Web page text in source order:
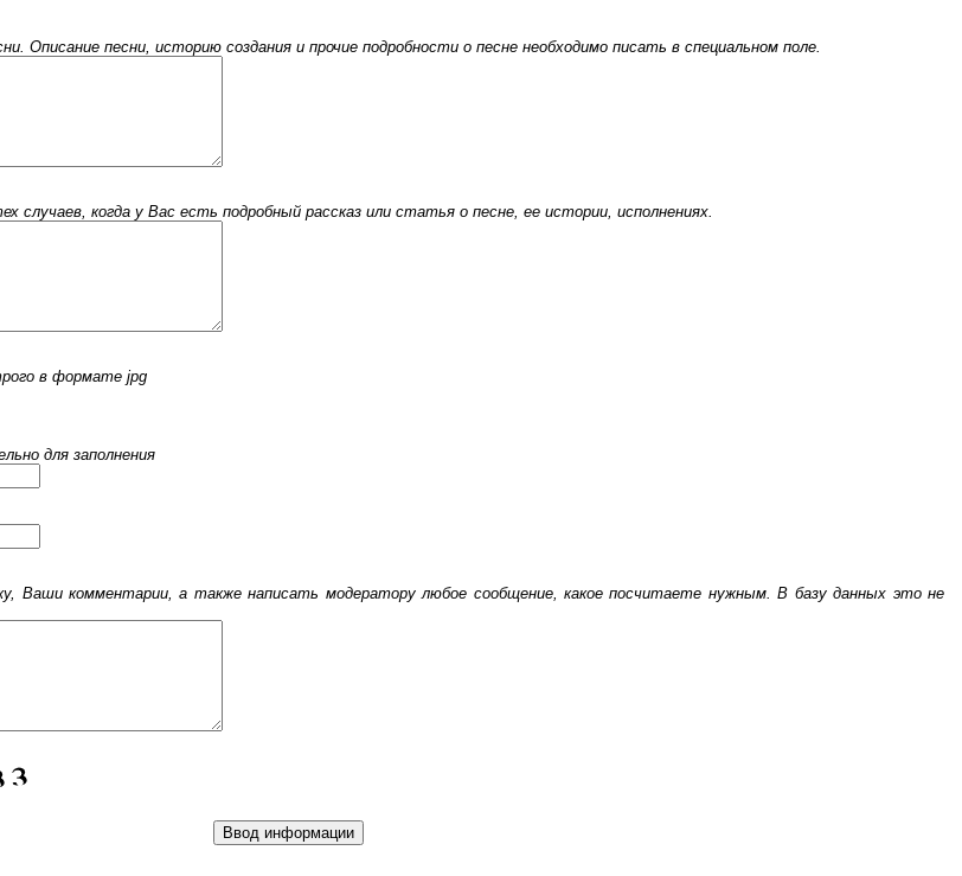
песни, историю создания и прочие подробности о песне необходимо писать в специальном поле.
когда у Вас есть подробный рассказ или статья о песне, ее истории, исполнениях.
в формате jpg
для заполнения
Ваши комментарии, а также написать модератору любое сообщение, какое посчитаете нужным. В базу данных это не